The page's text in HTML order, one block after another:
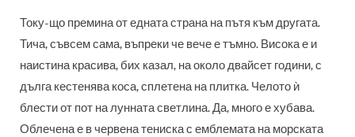
Току-що премина от едната страна на пътя към другата.
Тича, съвсем сама, въпреки че вече е тъмно. Висока е и
наистина красива, бих казал, на около двайсет години, с
дълга кестенява коса, сплетена на плитка. Челото ѝ
блести от пот на лунната светлина. Да, много е хубава.
Облечена е в червена тениска с емблемата на морската